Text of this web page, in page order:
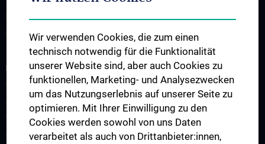
KPJ Public Health
FORSCHUNG
Übersicht
Studienteilnahme „Social Media Inhalte und psychisches
Wohlbefinden“
Studienteilnahme „Krisendarstellungen in Filmen“
Wir verwenden Cookies, die zum einen
technisch notwendig für die Funktionalität
unserer Website sind, aber auch Cookies zu
funktionellen, Marketing- und Analysezwecken
um das Nutzungserlebnis auf unserer Seite zu
optimieren. Mit Ihrer Einwilligung zu den
Cookies werden sowohl von uns Daten
verarbeitet als auch von Drittanbieter:innen,